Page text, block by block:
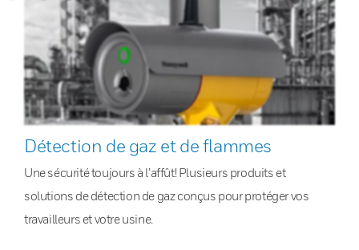
Détection de gaz et de flammes
Une sécurité toujours à l’affût! Plusieurs produits et
solutions de détection de gaz conçus pour protéger vos
travailleurs et votre usine.